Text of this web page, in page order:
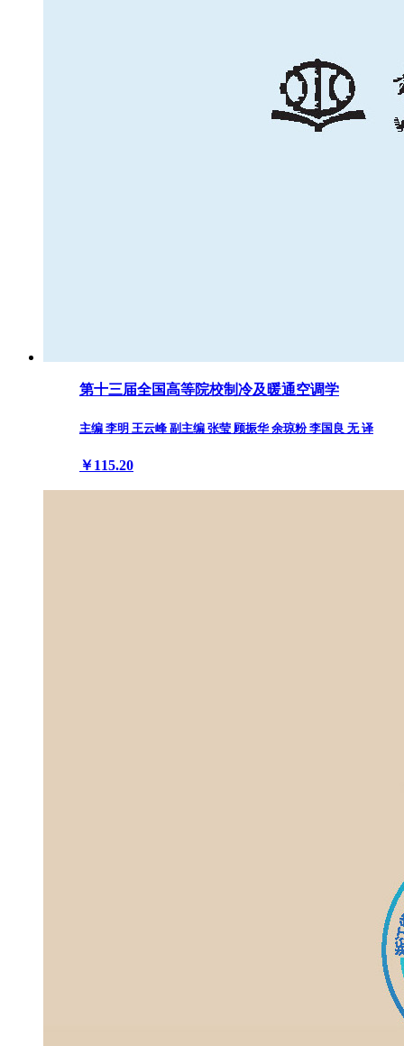
第十三届全国高等院校制冷及暖通空调学
主编 李明 王云峰 副主编 张莹 顾振华 余琼粉 李国良 无 译
￥115.20